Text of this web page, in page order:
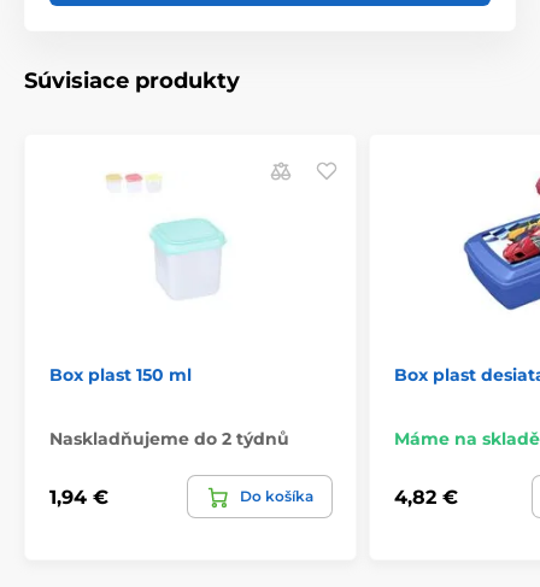
Súvisiace produkty
Box plast 150 ml
Naskladňujeme do 2 týdnů
1,94 € Do košíka
Box plast
Máme na skladě
4,82 €